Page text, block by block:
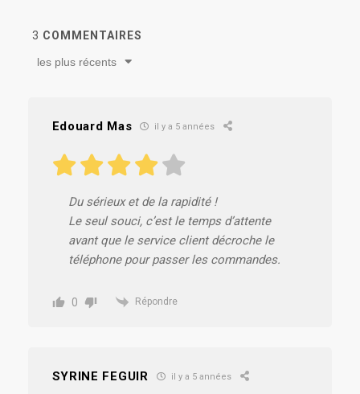
3 COMMENTAIRES
les plus récents
Edouard Mas il y a 5 années
Du sérieux et de la rapidité !
Le seul souci, c’est le temps d’attente
avant que le service client décroche le
téléphone pour passer les commandes.
0 Répondre
SYRINE FEGUIR il y a 5 années